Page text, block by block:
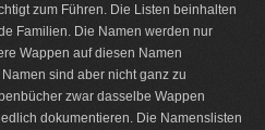
zum Führen. Die Listen beinhalten
Familien. Die Namen werden nur
Wappen auf diesen Namen
sind aber nicht ganz zu
zwar dasselbe Wappen
dokumentieren. Die Namenslisten